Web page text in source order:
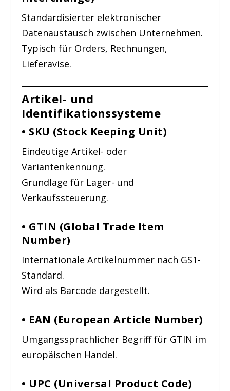
Standardisierter elektronischer
Datenaustausch zwischen Unternehmen.
Typisch für Orders, Rechnungen,
Lieferavise.
Artikel- und
Identifikationssysteme
• SKU (Stock Keeping Unit)
Eindeutige Artikel- oder
Variantenkennung.
Grundlage für Lager- und
Verkaufssteuerung.
• GTIN (Global Trade Item
Number)
Internationale Artikelnummer nach GS1-
Standard.
Wird als Barcode dargestellt.
• EAN (European Article Number)
Umgangssprachlicher Begriff für GTIN im
europäischen Handel.
• UPC (Universal Product Code)